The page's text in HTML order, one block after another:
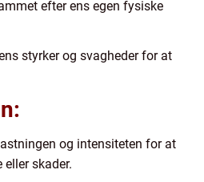
efter ens egen fysiske
styrker og svagheder for at
og intensiteten for at
eller skader.